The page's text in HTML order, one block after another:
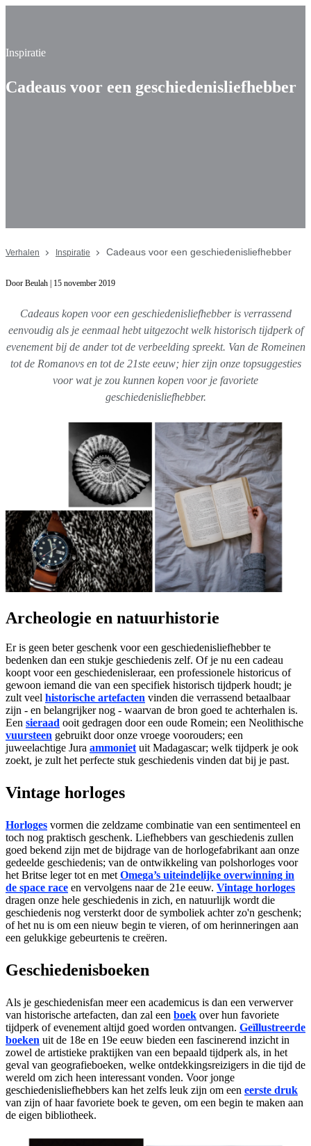
Inspiratie
Cadeaus voor een geschiedenisliefhebber
Verhalen Inspiratie Cadeaus voor een geschiedenisliefhebber
Door Beulah | 15 november 2019
Cadeaus kopen voor een geschiedenisliefhebber is verrassend
eenvoudig als je eenmaal hebt uitgezocht welk historisch tijdperk of
evenement bij de ander tot de verbeelding spreekt. Van de Romeinen
tot de Romanovs en tot de 21ste eeuw; hier zijn onze topsuggesties
voor wat je zou kunnen kopen voor je favoriete
geschiedenisliefhebber.
Archeologie en natuurhistorie
Er is geen beter geschenk voor een geschiedenisliefhebber te
bedenken dan een stukje geschiedenis zelf. Of je nu een cadeau
koopt voor een geschiedenisleraar, een professionele historicus of
gewoon iemand die van een specifiek historisch tijdperk houdt; je
zult veel historische artefacten vinden die verrassend betaalbaar
zijn - en belangrijker nog - waarvan de bron goed te achterhalen is.
Een sieraad ooit gedragen door een oude Romein; een Neolithische
vuursteen gebruikt door onze vroege voorouders; een
juweelachtige Jura ammoniet uit Madagascar; welk tijdperk je ook
zoekt, je zult het perfecte stuk geschiedenis vinden dat bij je past.
Vintage horloges
Horloges vormen die zeldzame combinatie van een sentimenteel en
toch nog praktisch geschenk. Liefhebbers van geschiedenis zullen
goed bekend zijn met de bijdrage van de horlogefabrikant aan onze
gedeelde geschiedenis; van de ontwikkeling van polshorloges voor
het Britse leger tot en met Omega’s uiteindelijke overwinning in
de space race en vervolgens naar de 21e eeuw. Vintage horloges
dragen onze hele geschiedenis in zich, en natuurlijk wordt die
geschiedenis nog versterkt door de symboliek achter zo'n geschenk;
of het nu is om een nieuw begin te vieren, of om herinneringen aan
een gelukkige gebeurtenis te creëren.
Geschiedenisboeken
Als je geschiedenisfan meer een academicus is dan een verwerver
van historische artefacten, dan zal een boek over hun favoriete
tijdperk of evenement altijd goed worden ontvangen. Geïllustreerde
boeken uit de 18e en 19e eeuw bieden een fascinerend inzicht in
zowel de artistieke praktijken van een bepaald tijdperk als, in het
geval van geografieboeken, welke ontdekkingsreizigers in die tijd de
wereld om zich heen interessant vonden. Voor jonge
geschiedenisliefhebbers kan het zelfs leuk zijn om een eerste druk
van zijn of haar favoriete boek te geven, om een begin te maken aan
de eigen bibliotheek.